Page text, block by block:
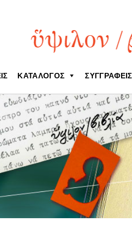
ΚΑΤΆΛΟΓΟΣ ΣΥΓΓΡΑΦΕΊΣ